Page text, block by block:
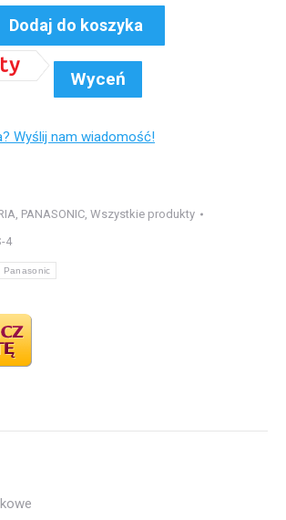
Dodaj do koszyka
Wyceń
Wyślij nam wiadomość!
, PANASONIC, Wszystkie produkty
4
Panasonic